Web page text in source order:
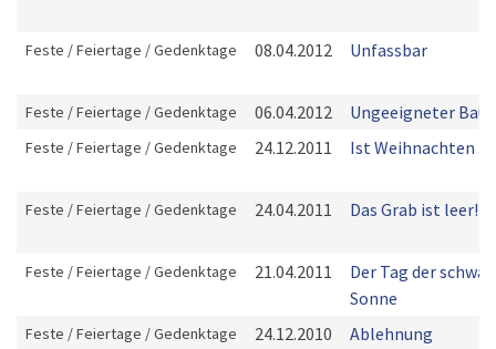
Feste / Feiertage / Gedenktage 08.04.2012 Unfassbar
Feste / Feiertage / Gedenktage 06.04.2012 Ungeeigneter
Feste / Feiertage / Gedenktage 24.12.2011 Ist Weihnachten ...
Feste / Feiertage / Gedenktage 24.04.2011 Das Grab ist leer!
Feste / Feiertage / Gedenktage 21.04.2011
Der Tag der
Sonne
Feste / Feiertage / Gedenktage 24.12.2010 Ablehnung